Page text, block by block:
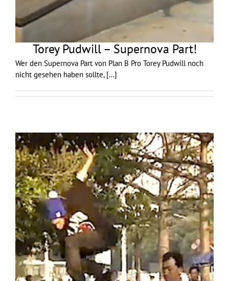
Torey Pudwill – Supernova Part!
Wer den Supernova Part von Plan B Pro Torey Pudwill noch
nicht gesehen haben sollte, [...]